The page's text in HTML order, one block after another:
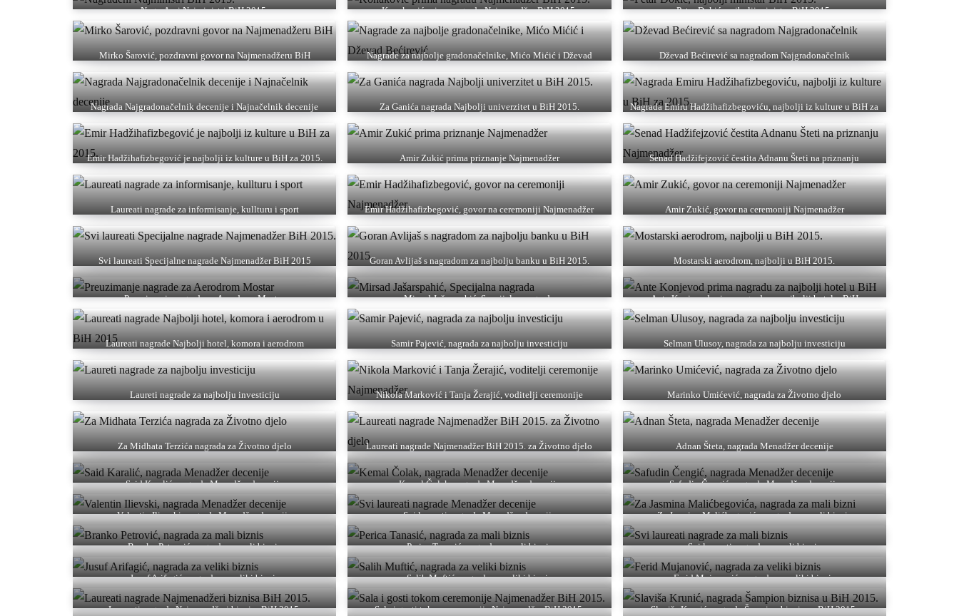
Nagrađeni Najministri BiH 2015. Konaković prima nagradu Najmenadžer BiH 2015. Petar Đokić, najbolji ministar BiH 2015.
Mirko Šarović, pozdravni govor na Najmenadžeru BiH
Nagrade za najbolje gradonačelnike, Mićo Mićić i Dževad
Dževad Bećirević sa nagradom Najgradonačelnik
Nagrada Najgradonačelnik decenije i Najnačelnik decenije Za Ganića nagrada Najbolji univerzitet u BiH 2015.
Nagrada Emiru Hadžihafizbegoviću, najbolji iz kulture u BiH za
Emir Hadžihafizbegović je najbolji iz kulture u BiH za 2015. Amir Zukić prima priznanje Najmenadžer
Senad Hadžifejzović čestita Adnanu Šteti na priznanju
Laureati nagrade za informisanje, kullturu i sport Emir Hadžihafizbegović, govor na ceremoniji Najmenadžer Amir Zukić, govor na ceremoniji Najmenadžer
Svi laureati Specijalne nagrade Najmenadžer BiH 2015 Goran Avlijaš s nagradom za najbolju banku u BiH 2015. Mostarski aerodrom, najbolji u BiH 2015.
Preuzimanje nagrade za Aerodrom Mostar Mirsad Jašarspahić, Specijalna nagrada Ante Konjevod prima nagradu za najbolji hotel u BiH
Laureati nagrade Najbolji hotel, komora i aerodrom Samir Pajević, nagrada za najbolju investiciju Selman Ulusoy, nagrada za najbolju investiciju
Laureti nagrade za najbolju investiciju
Nikola Marković i Tanja Žerajić, voditelji ceremonije
Marinko Umićević, nagrada za Životno djelo
Za Midhata Terzića nagrada za Životno djelo Laureati nagrade Najmenadžer BiH 2015. za Životno djelo Adnan Šteta, nagrada Menadžer decenije
Said Karalić, nagrada Menadžer decenije Kemal Čolak, nagrada Menadžer decenije Safudin Čengić, nagrada Menadžer decenije
Valentin Ilievski, nagrada Menadžer decenije Svi laureati nagrade Menadžer decenije Za Jasmina Malićbegovića, nagrada za mali biznis
Branko Petrović, nagrada za mali biznis Perica Tanasić, nagrada za mali biznis Svi laureati nagrade za mali biznis
Jusuf Arifagić, nagrada za veliki biznis Salih Muftić, nagrada za veliki biznis Ferid Mujanović, nagrada za veliki biznis
Laureati nagrade Najmenadžeri biznisa BiH 2015. Sala i gosti tokom ceremonije Najmenadžer BiH 2015. Slaviša Krunić, nagrada Šampion biznisa u BiH 2015.